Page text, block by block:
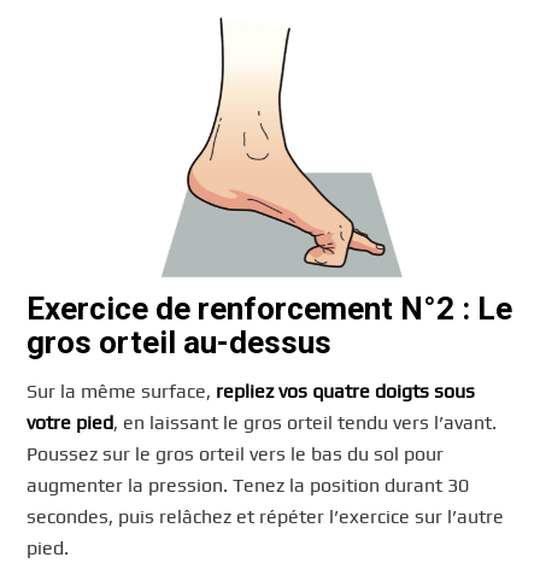
Exercice de renforcement N°2 : Le
gros orteil au-dessus
Sur la même surface, repliez vos quatre doigts sous
votre pied, en laissant le gros orteil tendu vers l’avant.
Poussez sur le gros orteil vers le bas du sol pour
augmenter la pression. Tenez la position durant 30
secondes, puis relâchez et répéter l’exercice sur l’autre
pied.